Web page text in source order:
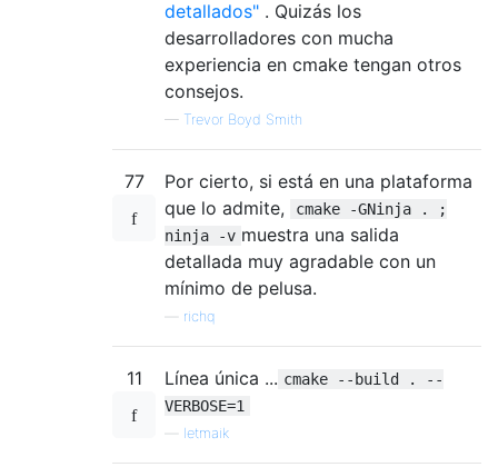
detallados" . Quizás los
desarrolladores con mucha
experiencia en cmake tengan otros
consejos.
— Trevor Boyd Smith
77
Por cierto, si está en una plataforma
que lo admite,
cmake -GNinja . ;
ninja -v muestra una salida
detallada muy agradable con un
mínimo de pelusa.
richq
11 Línea única ... cmake --build . --
VERBOSE=1
letmaik